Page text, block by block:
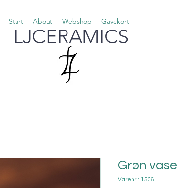
LJCERAMICS
Start About Webshop Gavekort
Grøn vase
Varenr.: 1506